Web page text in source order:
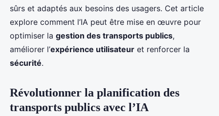
sûrs et adaptés aux besoins des usagers. Cet article
explore comment l’IA peut être mise en œuvre pour
optimiser la gestion des transports publics,
améliorer l’expérience utilisateur et renforcer la
sécurité.
Révolutionner la planification des
transports publics avec l’IA